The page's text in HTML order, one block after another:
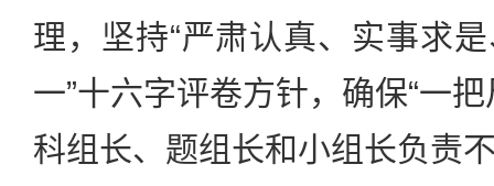
理，坚持“严肃认真、实事求
一”十六字评卷方针，确保“一
科组长、题组长和小组长负责